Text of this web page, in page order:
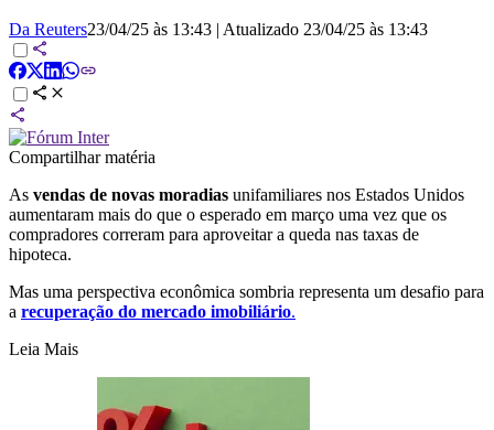
Da Reuters23/04/25 às 13:43 | Atualizado 23/04/25 às 13:43
Compartilhar matéria
As vendas de novas moradias unifamiliares nos Estados Unidos
aumentaram mais do que o esperado em março uma vez que os
compradores correram para aproveitar a queda nas taxas de
hipoteca.
Mas uma perspectiva econômica sombria representa um desafio para
a recuperação do mercado imobiliário.
Leia Mais